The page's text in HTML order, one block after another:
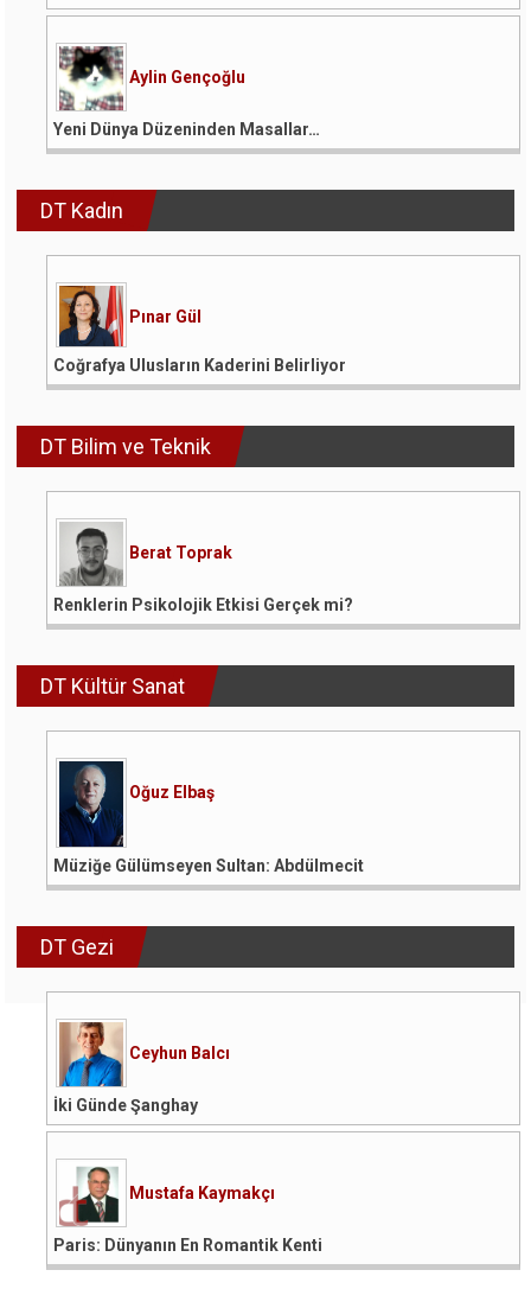
Aylin Gençoğlu
Yeni Dünya Düzeninden Masallar…
DT Kadın
Pınar Gül
Coğrafya Ulusların Kaderini Belirliyor
DT Bilim ve Teknik
Berat Toprak
Renklerin Psikolojik Etkisi Gerçek mi?
DT Kültür Sanat
Oğuz Elbaş
Müziğe Gülümseyen Sultan: Abdülmecit
DT Gezi
Ceyhun Balcı
İki Günde Şanghay
Mustafa Kaymakçı
Paris: Dünyanın En Romantik Kenti